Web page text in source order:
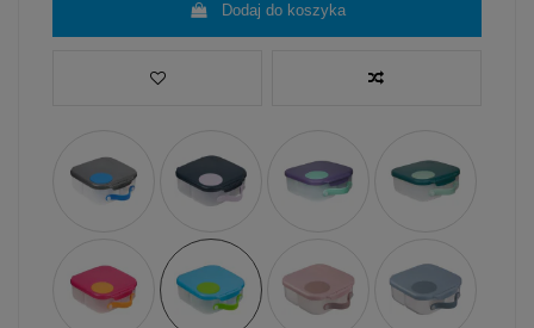
Dodaj do koszyka